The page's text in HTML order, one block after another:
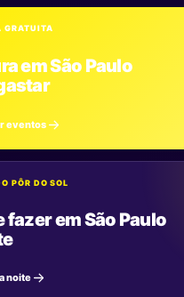
GRATUITA
em São Paulo
eventos
PÔR DO SOL
fazer em São Paulo
noite